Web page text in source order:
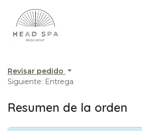
Revisar pedido
Siguiente: Entrega
Resumen de la orden